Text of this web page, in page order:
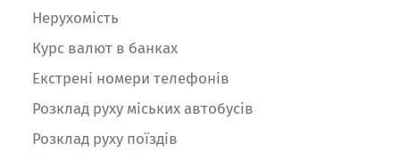
Нерухомість
Курс валют в банках
Екстрені номери телефонів
Розклад руху міських автобусів
Розклад руху поїздів